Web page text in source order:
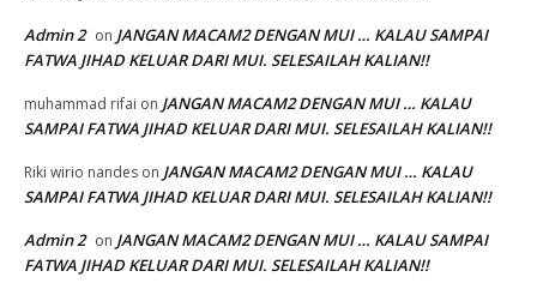
Admin 2 on JANGAN MACAM2 DENGAN MUI … KALAU SAMPAI
FATWA JIHAD KELUAR DARI MUI. SELESAILAH KALIAN!!
muhammad rifai on JANGAN MACAM2 DENGAN MUI … KALAU
SAMPAI FATWA JIHAD KELUAR DARI MUI. SELESAILAH KALIAN!!
Riki wirio nandes on JANGAN MACAM2 DENGAN MUI … KALAU
SAMPAI FATWA JIHAD KELUAR DARI MUI. SELESAILAH KALIAN!!
Admin 2 on JANGAN MACAM2 DENGAN MUI … KALAU SAMPAI
FATWA JIHAD KELUAR DARI MUI. SELESAILAH KALIAN!!